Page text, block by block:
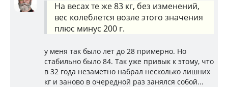
На весах те же 83 кг, без изменений,
вес колеблется возле этого значения
плюс минус 200 г.
у меня так было лет до 28 примерно. Но
стабильно было 84. Так уже привык к этому, что
в 32 года незаметно набрал несколько лишних
кг и заново в очередной раз занялся собой...